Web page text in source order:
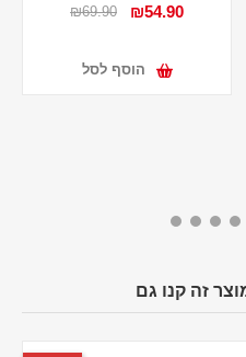
₪54.90
₪69.90
הוסף לסל
זה קנו גם